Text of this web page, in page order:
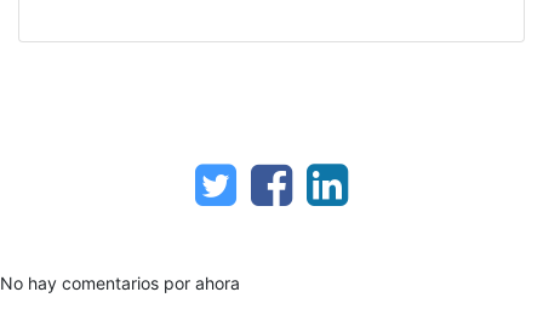
No hay comentarios por ahora